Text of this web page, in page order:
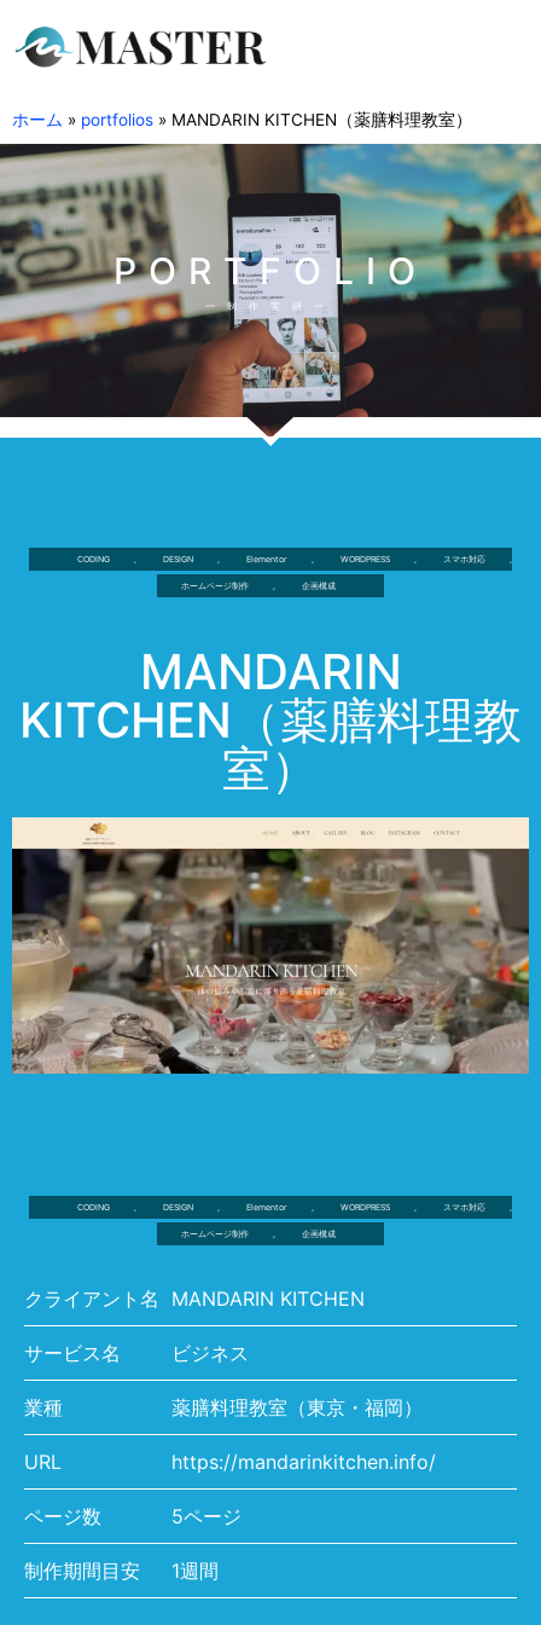
ホーム » portfolios » MANDARIN KITCHEN（薬膳料理教室）
PORTFOLIO
制作実績
CODING DESIGN Elementor WORDPRESS スマホ対応
ホームページ制作 企画構成
MANDARIN
KITCHEN（薬膳料理教
室）
CODING , DESIGN , Elementor , WORDPRESS , スマホ対応 ,
ホームページ制作 , 企画構成
クライアント名 MANDARIN KITCHEN
サービス名 ビジネス
業種 薬膳料理教室（東京・福岡）
URL https://mandarinkitchen.info/
ページ数 5ページ
制作期間目安 1週間